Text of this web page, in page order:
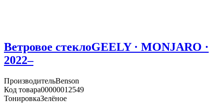
Ветровое стеклоGEELY · MONJARO ·
2022–
ПроизводительBenson
Код товара00000012549
ТонировкаЗелёное